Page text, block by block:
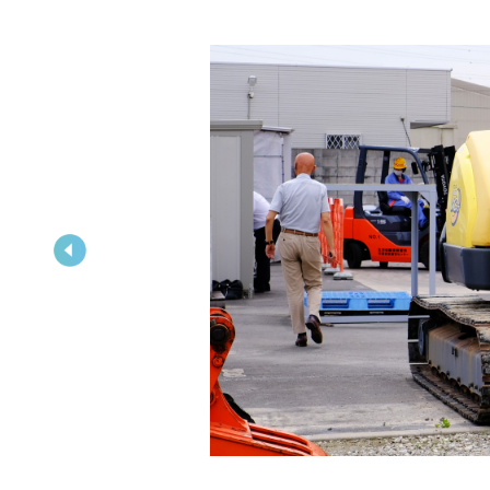
予約カレンダー
お申し込みはこちら